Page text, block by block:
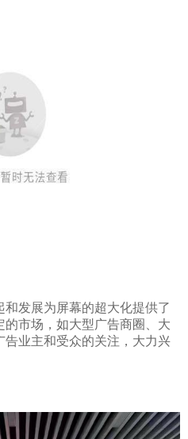
发展为屏幕的超大化提供了
市场，如大型广告商圈、大
业主和受众的关注，大力兴